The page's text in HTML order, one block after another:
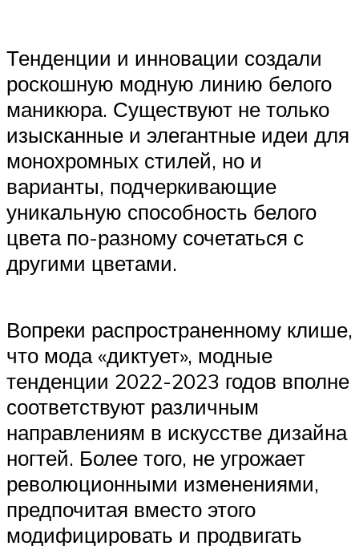
Тенденции и инновации создали
роскошную модную линию белого
маникюра. Существуют не только
изысканные и элегантные идеи для
монохромных стилей, но и
варианты, подчеркивающие
уникальную способность белого
цвета по-разному сочетаться с
другими цветами.
Вопреки распространенному клише,
что мода «диктует», модные
тенденции 2022-2023 годов вполне
соответствуют различным
направлениям в искусстве дизайна
ногтей. Более того, не угрожает
революционными изменениями,
предпочитая вместо этого
модифицировать и продвигать